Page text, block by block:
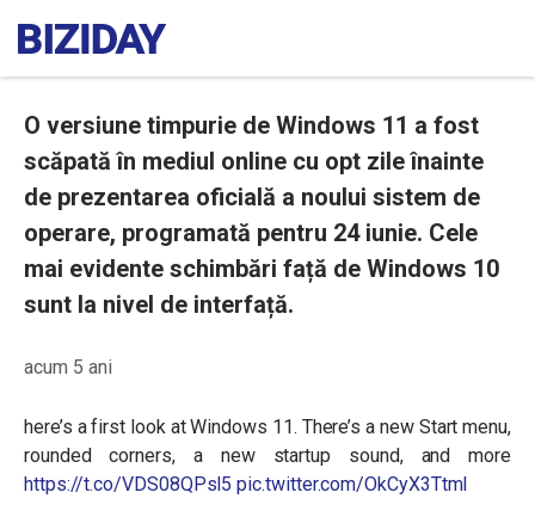
O versiune timpurie de Windows 11 a fost
scăpată în mediul online cu opt zile înainte
de prezentarea oficială a noului sistem de
operare, programată pentru 24 iunie. Cele
mai evidente schimbări față de Windows 10
sunt la nivel de interfață.
acum 5 ani
here’s a first look at Windows 11. There’s a new Start menu,
rounded corners, a new startup sound, and more
https://t.co/VDS08QPsl5 pic.twitter.com/OkCyX3TtmI